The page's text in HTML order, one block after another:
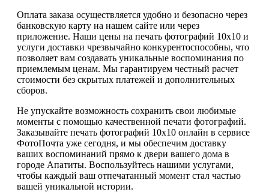
Оплата заказа осуществляется удобно и безопасно через
банковскую карту на нашем сайте или через
приложение. Наши цены на печать фотографий 10х10 и
услуги доставки чрезвычайно конкурентоспособны, что
позволяет вам создавать уникальные воспоминания по
приемлемым ценам. Мы гарантируем честный расчет
стоимости без скрытых платежей и дополнительных
сборов.
Не упускайте возможность сохранить свои любимые
моменты с помощью качественной печати фотографий.
Заказывайте печать фотографий 10х10 онлайн в сервисе
ФотоПочта уже сегодня, и мы обеспечим доставку
ваших воспоминаний прямо к двери вашего дома в
городе Апатиты. Воспользуйтесь нашими услугами,
чтобы каждый ваш отпечатанный момент стал частью
вашей уникальной истории.